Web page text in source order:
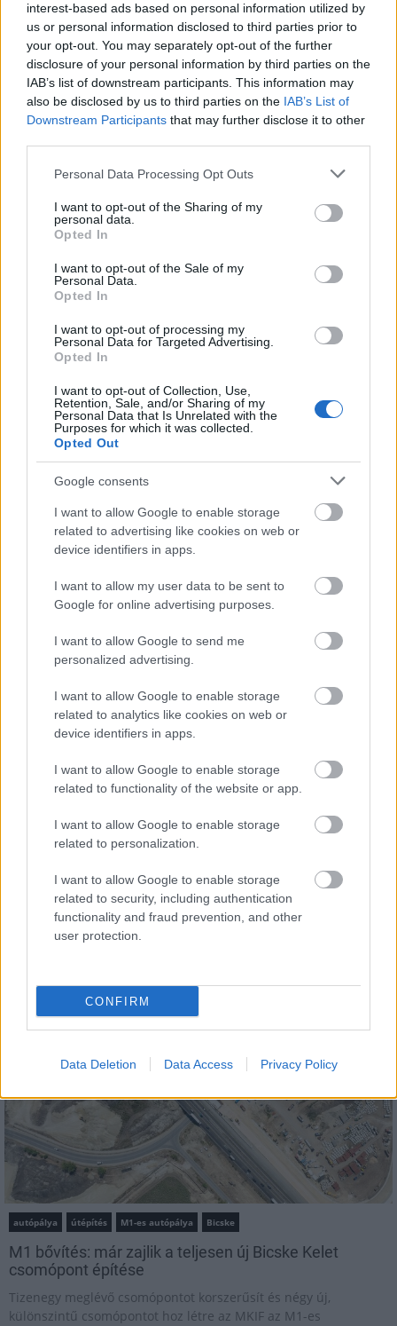
interest-based ads based on personal information utilized by
us or personal information disclosed to third parties prior to
your opt-out. You may separately opt-out of the further
disclosure of your personal information by third parties on the
IAB’s list of downstream participants. This information may
also be disclosed by us to third parties on the IAB’s List of
Downstream Participants that may further disclose it to other
Please note that this website/app uses one or more Google
not limited to your visit or usage behaviour. You may click to
grant or deny consent to Google and its third-party tags to
use your data for below specified purposes in below Google
consent section.
Personal Data Processing Opt Outs
I want to opt-out of the Sharing of my
personal data.
Opted In
I want to opt-out of the Sale of my
Personal Data.
Opted In
I want to opt-out of processing my
Personal Data for Targeted Advertising.
Opted In
I want to opt-out of Collection, Use,
Retention, Sale, and/or Sharing of my
Personal Data that Is Unrelated with the
Purposes for which it was collected.
Opted Out
Google consents
I want to allow Google to enable storage
related to advertising like cookies on web or
device identifiers in apps.
I want to allow my user data to be sent to
Google for online advertising purposes.
I want to allow Google to send me
personalized advertising.
I want to allow Google to enable storage
related to analytics like cookies on web or
device identifiers in apps.
I want to allow Google to enable storage
related to functionality of the website or app.
I want to allow Google to enable storage
related to personalization.
I want to allow Google to enable storage
related to security, including authentication
functionality and fraud prevention, and other
user protection.
CONFIRM
Data Deletion Data Access Privacy Policy
AJÁNLJUK MÉG
Helyi hírek
Felújított üzletet nyitott Szekszárdon az Auchan
Amire többmillióan vártunk: szombattól másodfokúra
csökken a riasztás
Helyi hírek
A hőségben is védik a növényzetet Pakson
MAGYAR ÉPÍTŐK
Útépítés
autópálya útépítés M1-es autópálya Bicske
M1 bővítés: már zajlik a teljesen új Bicske Kelet
csomópont építése
Tizenegy meglévő csomópontot korszerűsít és négy új,
különszintű csomópontot hoz létre az MKIF az M1-es